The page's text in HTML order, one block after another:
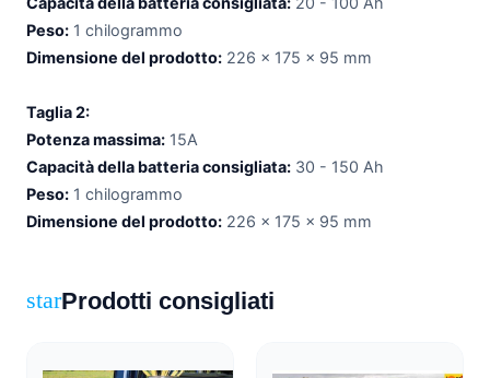
Peso: 1 chilogrammo
Dimensione del prodotto: 226 x 175 x 95 mm
Taglia 2:
Potenza massima: 15A
Capacità della batteria consigliata: 30 - 150 Ah
Peso: 1 chilogrammo
Dimensione del prodotto: 226 x 175 x 95 mm
starProdotti consigliati